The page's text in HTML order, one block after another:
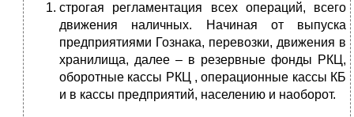
строгая регламентация всех операций, всего
движения наличных. Начиная от выпуска
предприятиями Гознака, перевозки, движения в
хранилища, далее – в резервные фонды РКЦ,
оборотные кассы РКЦ , операционные кассы КБ
и в кассы предприятий, населению и наоборот.